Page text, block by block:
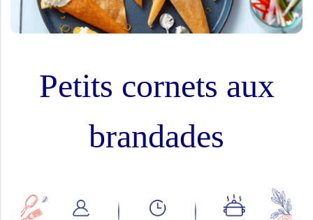
Petits cornets aux
brandades